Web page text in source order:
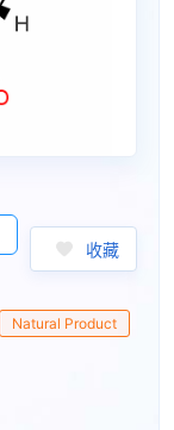
收藏
Natural Product